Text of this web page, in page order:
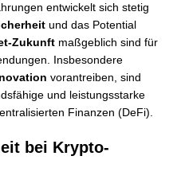
entwickelt sich stetig
und das Potential
Zukunft maßgeblich sind für
Insbesondere
vorantreiben, sind
und leistungsstarke
Finanzen (DeFi).
bei Krypto-